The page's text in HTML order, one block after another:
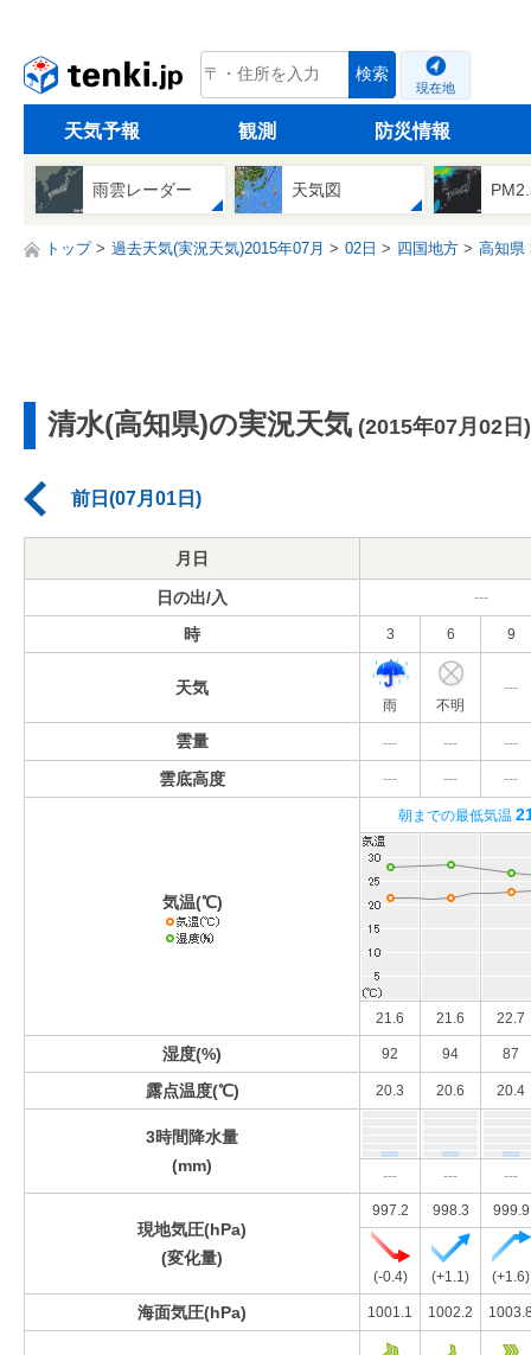
tenki.jp 検索
現在地
天気予報 観測 防災情報
雨雲レーダー 天気図
トップ 過去天気(実況天気)2015年07月 02日 四国地方 高知県
清水(高知県)の実況天気 (2015年07月02日)
前日(07月01日)
月日
日の出/入 ---
時 3 6 9
天気
雨 不明
---
雲量 --- --- ---
雲底高度 --- --- ---
気温(℃)
朝までの最低気温
21.6 21.6 22.7
湿度(%) 92 94 87
露点温度(℃) 20.3 20.6 20.4
3時間降水量
(mm)
--- --- ---
現地気圧(hPa)
(変化量)
997.2 998.3 999.9
(-0.4) (+1.1) (+1.6)
海面気圧(hPa) 1001.1 1002.2